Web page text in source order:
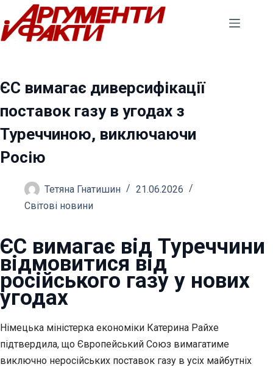
Перейти
до
вмісту
ЄС вимагає диверсифікації
поставок газу в угодах з
Туреччиною, виключаючи
Росію
Тетяна Гнатишин
21.06.2026
Світові новини
ЄС вимагає від Туреччини
відмовитися від
російського газу у нових
угодах
Німецька міністерка економіки Катерина Райхе
підтвердила, що Європейський Союз вимагатиме
виключно неросійських поставок газу в усіх майбутніх